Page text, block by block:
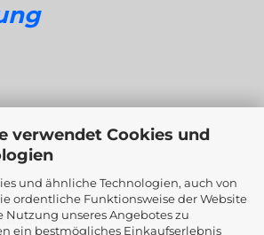
verwendet Cookies und
und ähnliche Technologien, auch von
ordentliche Funktionsweise der Website
Nutzung unseres Angebotes zu
ein bestmögliches Einkaufserlebnis